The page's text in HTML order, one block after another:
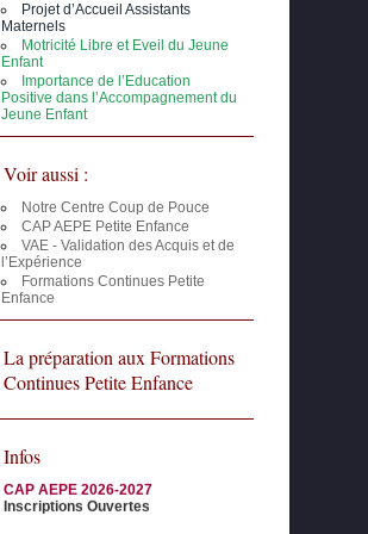
Projet d’Accueil Assistants
Maternels
Motricité Libre et Eveil du Jeune
Enfant
Importance de l’Education
Positive dans l’Accompagnement du
Jeune Enfant
Voir aussi :
Notre Centre Coup de Pouce
CAP AEPE Petite Enfance
VAE - Validation des Acquis et de
l’Expérience
Formations Continues Petite
Enfance
La préparation aux Formations
Continues Petite Enfance
Infos
Inscriptions Ouvertes